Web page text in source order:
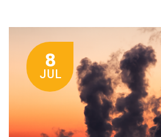
8
JUL